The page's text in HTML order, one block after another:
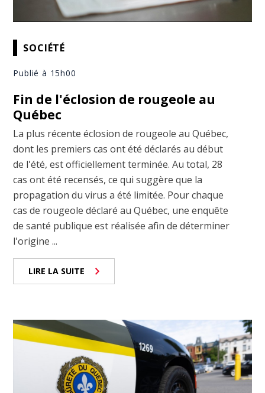
SOCIÉTÉ
Publié à 15h00
Fin de l'éclosion de rougeole au
Québec
La plus récente éclosion de rougeole au Québec,
dont les premiers cas ont été déclarés au début
de l'été, est officiellement terminée. Au total, 28
cas ont été recensés, ce qui suggère que la
propagation du virus a été limitée. Pour chaque
cas de rougeole déclaré au Québec, une enquête
de santé publique est réalisée afin de déterminer
l'origine ...
LIRE LA SUITE